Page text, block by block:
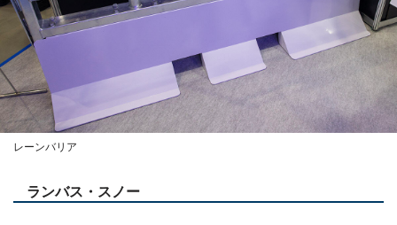
レーンバリア
ランバス・スノー